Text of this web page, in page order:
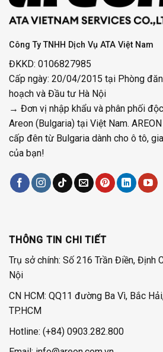
Công Ty TNHH Dịch Vụ ATA Việt Nam
ĐKKD: 0106827985
Cấp ngày: 20/04/2015 tại Phòng
hoạch và Đầu tư Hà Nội
→ Đơn vị nhập khẩu và phân phối
Areon (Bulgaria) tại Việt Nam.
cấp đên từ Bulgaria dành cho ô tô,
của bạn!
THÔNG TIN CHI TIẾT
Trụ sở chính: Số 216 Trần Điền, Định
Nội
CN HCM: QQ11 đường Ba Vì, Bắc
TP.HCM
Hotline: (+84) 0903.282.800